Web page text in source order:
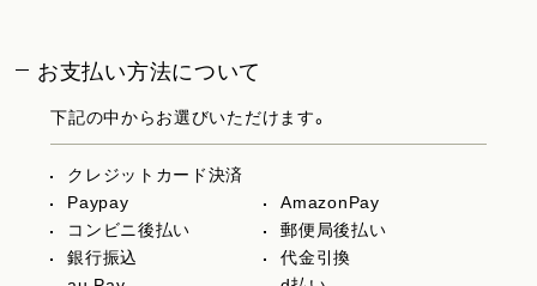
お支払い方法について
下記の中からお選びいただけます。
クレジットカード決済
Paypay
AmazonPay
コンビニ後払い
郵便局後払い
銀行振込
代金引換